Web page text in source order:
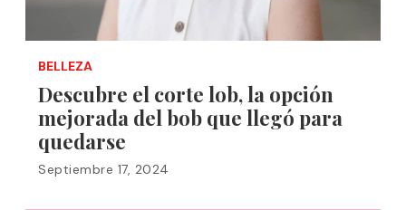
BELLEZA
Descubre el corte lob, la opción
mejorada del bob que llegó para
quedarse
Septiembre 17, 2024